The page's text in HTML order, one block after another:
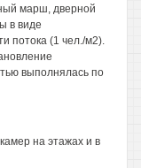
марш, дверной
в виде
потока (1 чел./м2).
выполнялась по
на этажах и в